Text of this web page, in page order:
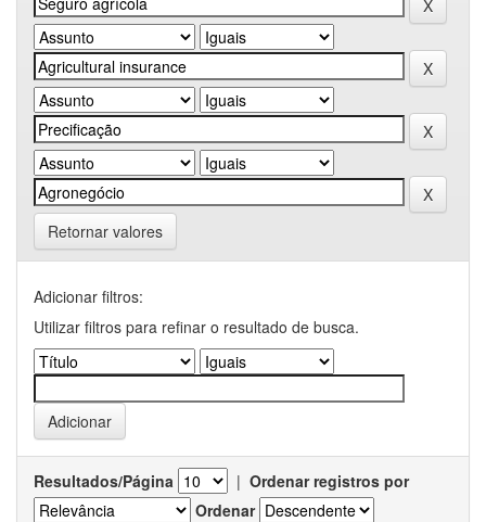
Retornar valores
Adicionar filtros:
Utilizar filtros para refinar o resultado de busca.
Resultados/Página | Ordenar registros por
Ordenar